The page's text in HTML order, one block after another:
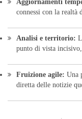
Aggiornamenti
connessi con la realtà
Analisi e territorio:
punto di vista
Fruizione agile: Una
diretta delle notizie